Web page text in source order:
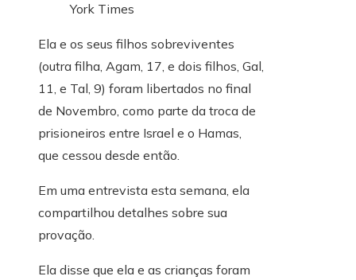
York Times
Ela e os seus filhos sobreviventes
(outra filha, Agam, 17, e dois filhos, Gal,
11, e Tal, 9) foram libertados no final
de Novembro, como parte da troca de
prisioneiros entre Israel e o Hamas,
que cessou desde então.
Em uma entrevista esta semana, ela
compartilhou detalhes sobre sua
provação.
Ela disse que ela e as crianças foram